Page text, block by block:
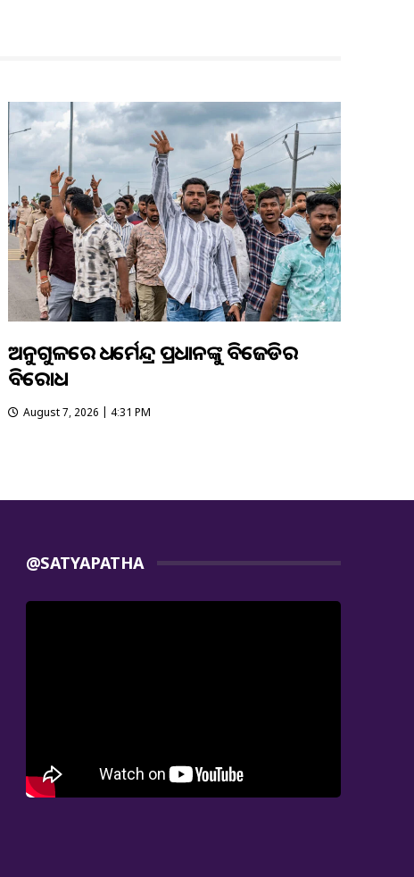
ଅନୁଗୁଳରେ ଧର୍ମେନ୍ଦ୍ର ପ୍ରଧାନଙ୍କୁ ବିଜେଡିର
ବିରୋଧ
August 7, 2026 | 4:31 PM
@SATYAPATHA